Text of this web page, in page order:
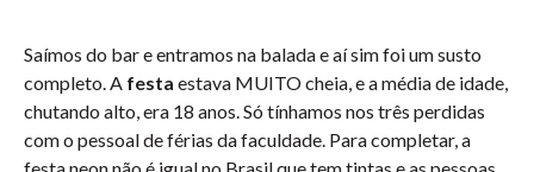
Saímos do bar e entramos na balada e aí sim foi um susto
completo. A festa estava MUITO cheia, e a média de idade,
chutando alto, era 18 anos. Só tínhamos nos três perdidas
com o pessoal de férias da faculdade. Para completar, a